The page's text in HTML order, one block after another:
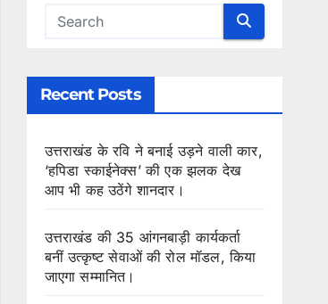
Recent Posts
उत्तराखंड के रवि ने बनाई उड़ने वाली कार,
‘हपिडा स्काईनेक्स’ की एक झलक देख
आप भी कह उठेंगे शानदार।
उत्तराखंड की 35 आंगनबाड़ी कार्यकर्ता
बनीं उत्कृष्ट सेवाओं की रोल मॉडल, किया
जाएगा सम्मानित।